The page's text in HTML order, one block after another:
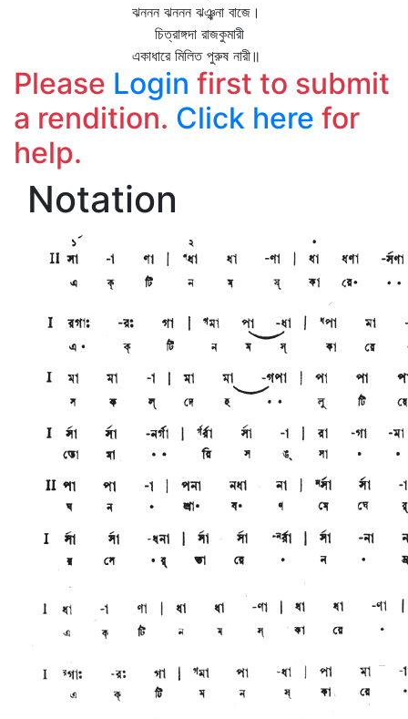
ঝননন ঝননন ঝঞ্ঝনা বাজে।
চিত্রাঙ্গদা রাজকুমারী
একাধারে মিলিত পুরুষ নারী॥
Please Login first to submit
a rendition. Click here for
help.
Notation